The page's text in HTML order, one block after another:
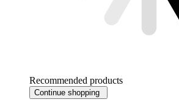
Recommended products
Continue shopping